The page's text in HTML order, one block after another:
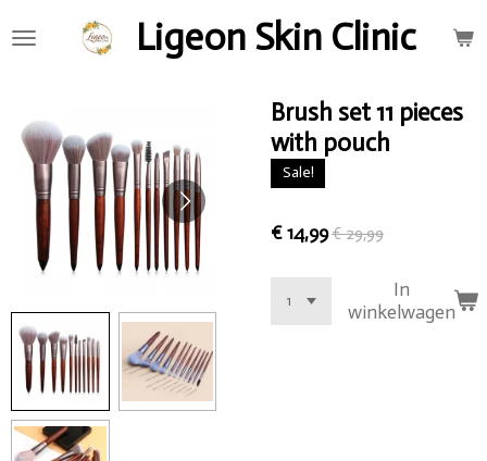
direct
Ligeon Skin Clinic
Brush set 11 pieces
with pouch
Sale!
€ 14,99€ 29,99
In
winkelwagen